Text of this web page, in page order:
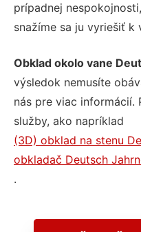
prípadnej
snažíme sa ju vyriešiť k
Obklad okolo vane
výsledok nemusíte
nás pre viac informácií.
služby, ako napríklad
(3D) obklad na stenu
obkladač Deutsch
.